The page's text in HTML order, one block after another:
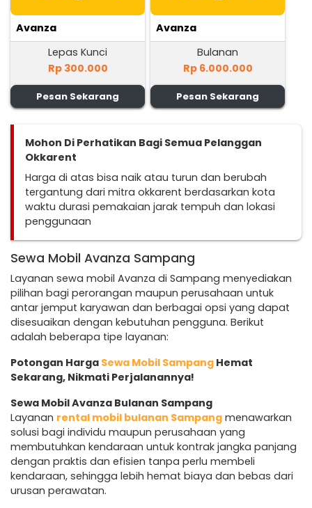
Avanza
Lepas Kunci
Rp 300.000
Pesan Sekarang
Avanza
Bulanan
Rp 6.000.000
Pesan Sekarang
Mohon Di Perhatikan Bagi Semua Pelanggan
Okkarent
Harga di atas bisa naik atau turun dan berubah
tergantung dari mitra okkarent berdasarkan kota
waktu durasi pemakaian jarak tempuh dan lokasi
penggunaan
Sewa Mobil Avanza Sampang
Layanan sewa mobil Avanza di Sampang menyediakan
pilihan bagi perorangan maupun perusahaan untuk
antar jemput karyawan dan berbagai opsi yang dapat
disesuaikan dengan kebutuhan pengguna. Berikut
adalah beberapa tipe layanan:
Potongan Harga Sewa Mobil Sampang Hemat
Sekarang, Nikmati Perjalanannya!
Sewa Mobil Avanza Bulanan Sampang
Layanan rental mobil bulanan Sampang menawarkan
solusi bagi individu maupun perusahaan yang
membutuhkan kendaraan untuk kontrak jangka panjang
dengan praktis dan efisien tanpa perlu membeli
kendaraan, sehingga lebih hemat biaya dan bebas dari
urusan perawatan.